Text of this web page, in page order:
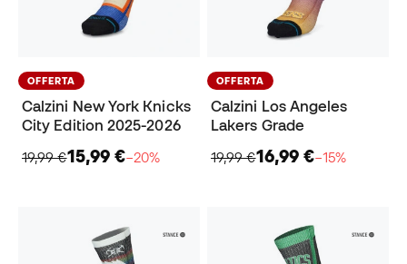
OFFERTA
Calzini New York Knicks
City Edition 2025-2026
19,99 €15,99 €−20%
OFFERTA
Calzini Los Angeles
Lakers Grade
19,99 €16,99 €−15%